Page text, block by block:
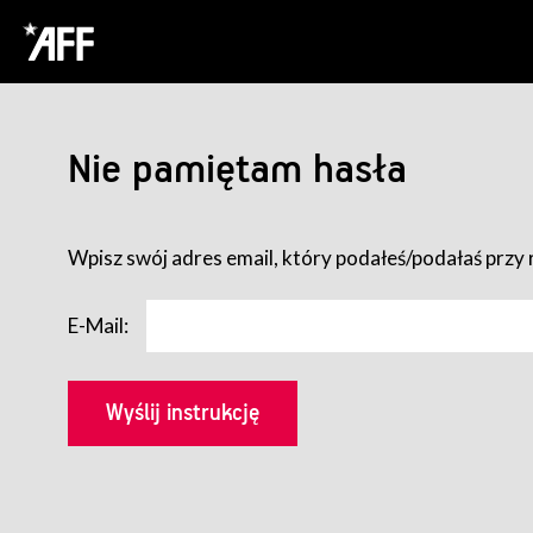
Nie pamiętam hasła
Wpisz swój adres email, który podałeś/podałaś
E-Mail: